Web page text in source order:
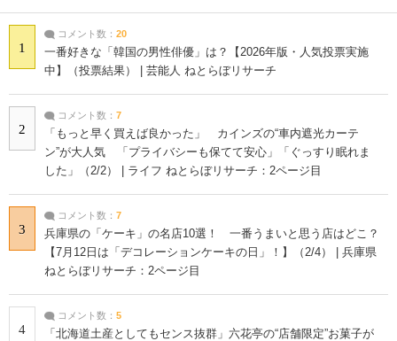
1
コメント数： 20
一番好きな「韓国の男性俳優」は？【2026年版・人気投票実施
中】（投票結果） | 芸能人 ねとらぼリサーチ
2
コメント数： 7
「もっと早く買えば良かった」 カインズの“車内遮光カーテ
ン”が大人気 「プライバシーも保てて安心」「ぐっすり眠れま
した」（2/2） | ライフ ねとらぼリサーチ：2ページ目
3
コメント数： 7
兵庫県の「ケーキ」の名店10選！ 一番うまいと思う店はどこ？
【7月12日は「デコレーションケーキの日」！】（2/4） | 兵庫県
ねとらぼリサーチ：2ページ目
4
コメント数： 5
「北海道土産としてもセンス抜群」六花亭の“店舗限定”お菓子が